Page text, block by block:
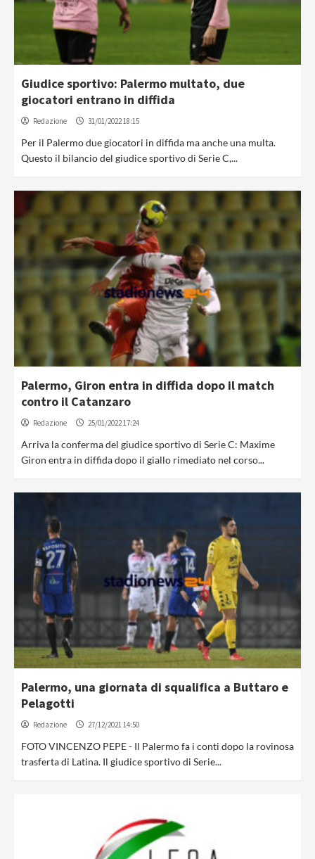
Giudice sportivo: Palermo multato, due
giocatori entrano in diffida
Redazione 31/01/2022 18:15
Per il Palermo due giocatori in diffida ma anche una multa.
Questo il bilancio del giudice sportivo di Serie C,...
Palermo, Giron entra in diffida dopo il match
contro il Catanzaro
Redazione 25/01/2022 17:24
Arriva la conferma del giudice sportivo di Serie C: Maxime
Giron entra in diffida dopo il giallo rimediato nel corso...
Palermo, una giornata di squalifica a Buttaro e
Pelagotti
Redazione 27/12/2021 14:50
FOTO VINCENZO PEPE - Il Palermo fa i conti dopo la rovinosa
trasferta di Latina. Il giudice sportivo di Serie...